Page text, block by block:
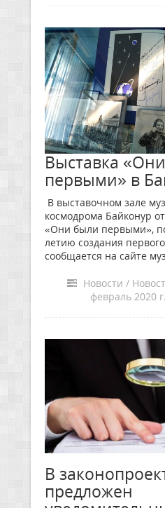
Выставка
первыми» в
В выставочном зале
космодрома Байконур
«Они были первыми»,
летию создания
сообщается на сайте
Новости /
февраль 2020 г.
В
предложен